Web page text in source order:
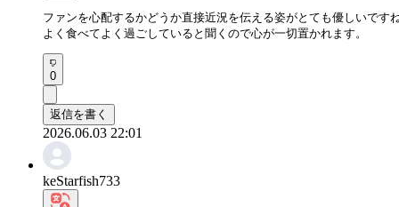
ファンを心配するかどうか直接近況を伝える姿がとても優しいです
よく食べてよく過ごしていると聞くので心が一切置かれます。
0
返信を書く
2026.06.03 22:01
keStarfish733